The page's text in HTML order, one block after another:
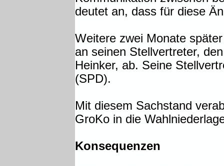
deutet an, dass für diese
Weitere zwei Monate
an seinen Stellvertreter,
Heinker, ab. Seine
(SPD).
Mit diesem Sachstand
GroKo in die
Konsequenzen